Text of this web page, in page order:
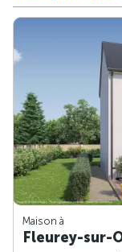
Maison à
Fleurey-sur-